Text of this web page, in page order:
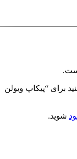
برای “پیکاپ ویولن
شوید.